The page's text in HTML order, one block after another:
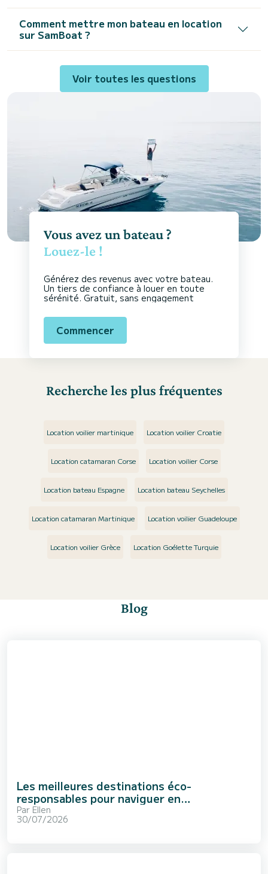
Comment mettre mon bateau en location
sur SamBoat ?
Voir toutes les questions
Vous avez un bateau ?
Louez-le !
Générez des revenus avec votre bateau.
Un tiers de confiance à louer en toute
sérénité. Gratuit, sans engagement
Commencer
Recherche les plus fréquentes
Location voilier martinique Location voilier Croatie
Location catamaran Corse Location voilier Corse
Location bateau Espagne Location bateau Seychelles
Location catamaran Martinique Location voilier Guadeloupe
Location voilier Grèce Location Goélette Turquie
Blog
Les meilleures destinations éco-
responsables pour naviguer en
Méditerranée
Par Ellen
30/07/2026